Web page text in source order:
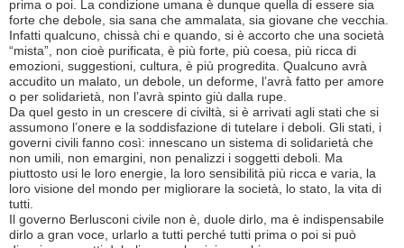
prima o poi. La condizione umana è dunque quella di essere sia
forte che debole, sia sana che ammalata, sia giovane che vecchia.
Infatti qualcuno, chissà chi e quando, si è accorto che una società
“mista”, non cioè purificata, è più forte, più coesa, più ricca di
emozioni, suggestioni, cultura, è più progredita. Qualcuno avrà
accudito un malato, un debole, un deforme, l’avrà fatto per amore
o per solidarietà, non l’avrà spinto giù dalla rupe.
Da quel gesto in un crescere di civiltà, si è arrivati agli stati che si
assumono l’onere e la soddisfazione di tutelare i deboli. Gli stati, i
governi civili fanno così: innescano un sistema di solidarietà che
non umili, non emargini, non penalizzi i soggetti deboli. Ma
piuttosto usi le loro energie, la loro sensibilità più ricca e varia, la
loro visione del mondo per migliorare la società, lo stato, la vita di
tutti.
Il governo Berlusconi civile non è, duole dirlo, ma è indispensabile
dirlo a gran voce, urlarlo a tutti perché tutti prima o poi si può